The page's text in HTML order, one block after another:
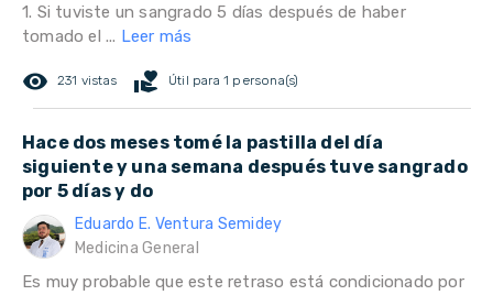
1. Si tuviste un sangrado 5 días después de haber
tomado el ... Leer más
remove_red_eye 231 vistas volunteer_activism Útil para 1 persona(s)
Hace dos meses tomé la pastilla del día
siguiente y una semana después tuve sangrado
por 5 días y do
Eduardo E. Ventura Semidey
Medicina General
Es muy probable que este retraso está condicionado por